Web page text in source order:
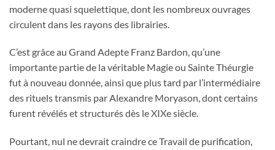
moderne quasi squelettique, dont les nombreux ouvrages
circulent dans les rayons des librairies.
C’est grâce au Grand Adepte Franz Bardon, qu’une
importante partie de la véritable Magie ou Sainte Théurgie
fut à nouveau donnée, ainsi que plus tard par l’intermédiaire
des rituels transmis par Alexandre Moryason, dont certains
furent révélés et structurés dès le XIXe siècle.
Pourtant, nul ne devrait craindre ce Travail de purification,